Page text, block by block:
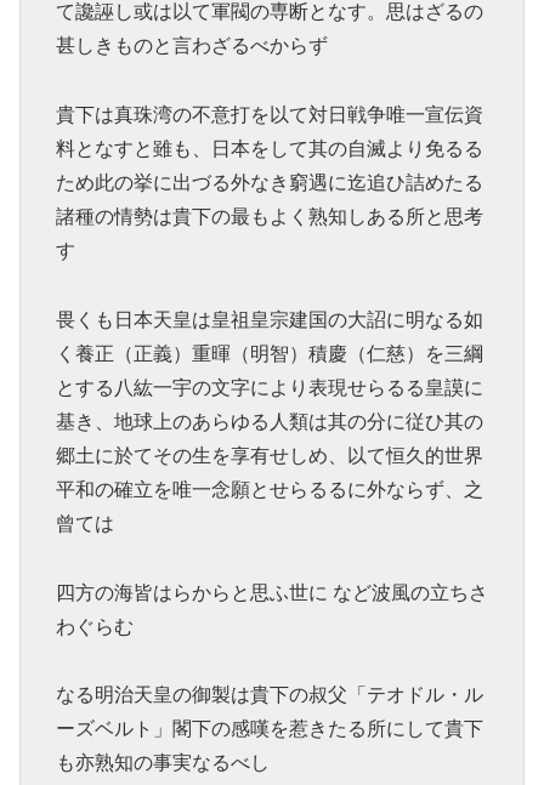
て讒誣し或は以て軍閥の専断となす。思はざるの
甚しきものと言わざるべからず
貴下は真珠湾の不意打を以て対日戦争唯一宣伝資
料となすと雖も、日本をして其の自滅より免るる
ため此の挙に出づる外なき窮遇に迄追ひ詰めたる
諸種の情勢は貴下の最もよく熟知しある所と思考
す
畏くも日本天皇は皇祖皇宗建国の大詔に明なる如
く養正（正義）重暉（明智）積慶（仁慈）を三綱
とする八紘一宇の文字により表現せらるる皇謨に
基き、地球上のあらゆる人類は其の分に従ひ其の
郷土に於てその生を享有せしめ、以て恒久的世界
平和の確立を唯一念願とせらるるに外ならず、之
曾ては
四方の海皆はらからと思ふ世に など波風の立ちさ
わぐらむ
なる明治天皇の御製は貴下の叔父「テオドル・ル
ーズベルト」閣下の感嘆を惹きたる所にして貴下
も亦熟知の事実なるべし